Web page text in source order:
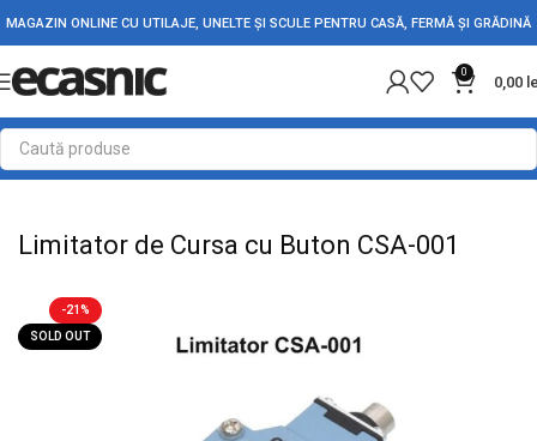
MAGAZIN ONLINE CU UTILAJE, UNELTE ȘI SCULE PENTRU CASĂ, FERMĂ ȘI GRĂDINĂ
0
0,00
Prima pagină Electrice Intrerupatoare - Butoane
Limitator de Cursa cu Buton CSA-001
-21%
SOLD OUT